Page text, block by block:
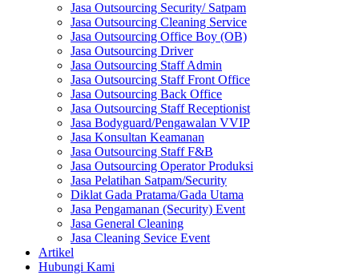
Jasa Outsourcing Security/ Satpam
Jasa Outsourcing Cleaning Service
Jasa Outsourcing Office Boy (OB)
Jasa Outsourcing Driver
Jasa Outsourcing Staff Admin
Jasa Outsourcing Staff Front Office
Jasa Outsourcing Back Office
Jasa Outsourcing Staff Receptionist
Jasa Bodyguard/Pengawalan VVIP
Jasa Konsultan Keamanan
Jasa Outsourcing Staff F&B
Jasa Outsourcing Operator Produksi
Jasa Pelatihan Satpam/Security
Diklat Gada Pratama/Gada Utama
Jasa Pengamanan (Security) Event
Jasa General Cleaning
Jasa Cleaning Sevice Event
Artikel
Hubungi Kami